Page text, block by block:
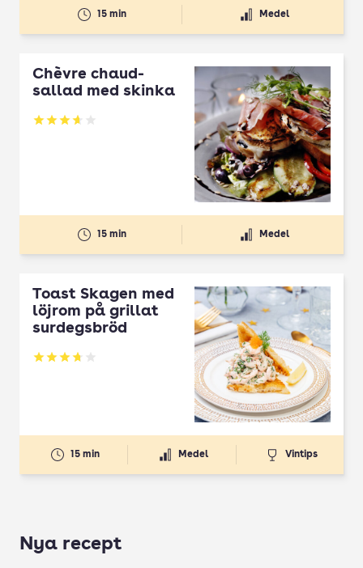
15 min Medel
Chèvre chaud-
sallad med skinka
Betyg: 3.63 av 5
15 min Medel
Toast Skagen med
löjrom på grillat
surdegsbröd
Betyg: 3.74 av 5
15 min Medel Vintips
Nya recept